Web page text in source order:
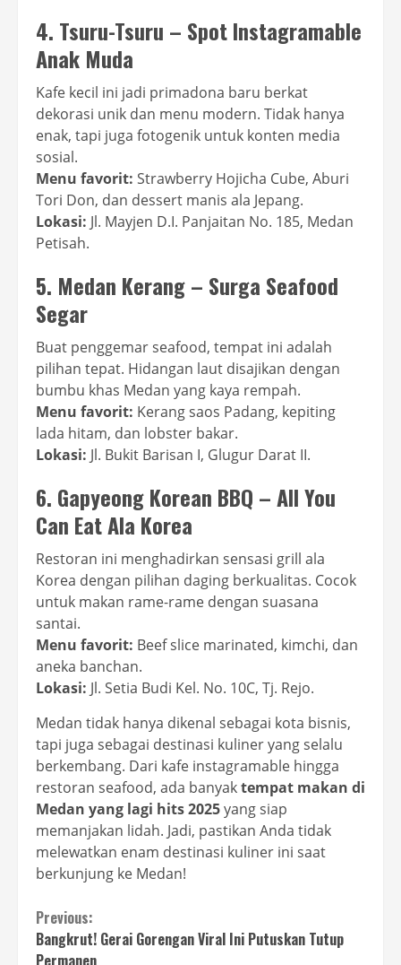
4. Tsuru-Tsuru – Spot Instagramable
Anak Muda
Kafe kecil ini jadi primadona baru berkat
dekorasi unik dan menu modern. Tidak hanya
enak, tapi juga fotogenik untuk konten media
sosial.
Menu favorit: Strawberry Hojicha Cube, Aburi
Tori Don, dan dessert manis ala Jepang.
Lokasi: Jl. Mayjen D.I. Panjaitan No. 185, Medan
Petisah.
5. Medan Kerang – Surga Seafood
Segar
Buat penggemar seafood, tempat ini adalah
pilihan tepat. Hidangan laut disajikan dengan
bumbu khas Medan yang kaya rempah.
Menu favorit: Kerang saos Padang, kepiting
lada hitam, dan lobster bakar.
Lokasi: Jl. Bukit Barisan I, Glugur Darat II.
6. Gapyeong Korean BBQ – All You
Can Eat Ala Korea
Restoran ini menghadirkan sensasi grill ala
Korea dengan pilihan daging berkualitas. Cocok
untuk makan rame-rame dengan suasana
santai.
Menu favorit: Beef slice marinated, kimchi, dan
aneka banchan.
Lokasi: Jl. Setia Budi Kel. No. 10C, Tj. Rejo.
Medan tidak hanya dikenal sebagai kota bisnis,
tapi juga sebagai destinasi kuliner yang selalu
berkembang. Dari kafe instagramable hingga
restoran seafood, ada banyaktempat makan di
Medan yang lagi hits 2025yang siap
memanjakan lidah. Jadi, pastikan Anda tidak
melewatkan enam destinasi kuliner ini saat
berkunjung ke Medan!
Continue
Previous:
Bangkrut! Gerai Gorengan Viral Ini Putuskan Tutup